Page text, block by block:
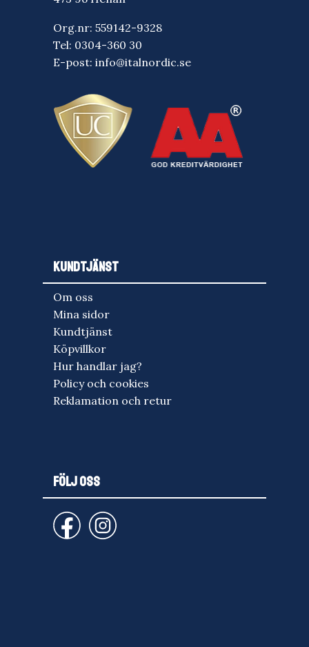
Org.nr: 559142-9328
Tel: 0304-360 30
E-post: info@italnordic.se
KUNDTJÄNST
Om oss
Mina sidor
Kundtjänst
Köpvillkor
Hur handlar jag?
Policy och cookies
Reklamation och retur
FÖLJ OSS